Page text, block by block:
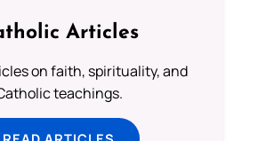
Articles
on faith, spirituality, and
teachings.